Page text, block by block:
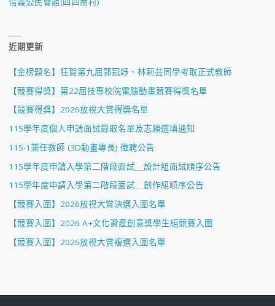
近期更新
【金榜題名】狂賀第九屆郭冠妤、林莉芸同學考取正式教師
【競賽得獎】第22屆技專校院電腦動畫競賽得獎名單
【競賽得獎】2026放視大賞得獎名單
115學年度個人申請面試錄取名單及志願選填通知
115-1兼任教師 (3D動畫專長) 徵聘公告
115學年度申請入學第二階段面試＿設計組面試順序公告
115學年度申請入學第二階段面試＿創作組順序公告
【競賽入圍】2026放視大賞決選入圍名單
【競賽入圍】2026 A+文化資產創意獎學生組競賽入圍
【競賽入圍】2026放視大賞複選入圍名單